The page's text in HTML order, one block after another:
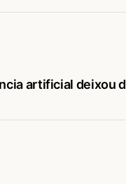
artificial deixou